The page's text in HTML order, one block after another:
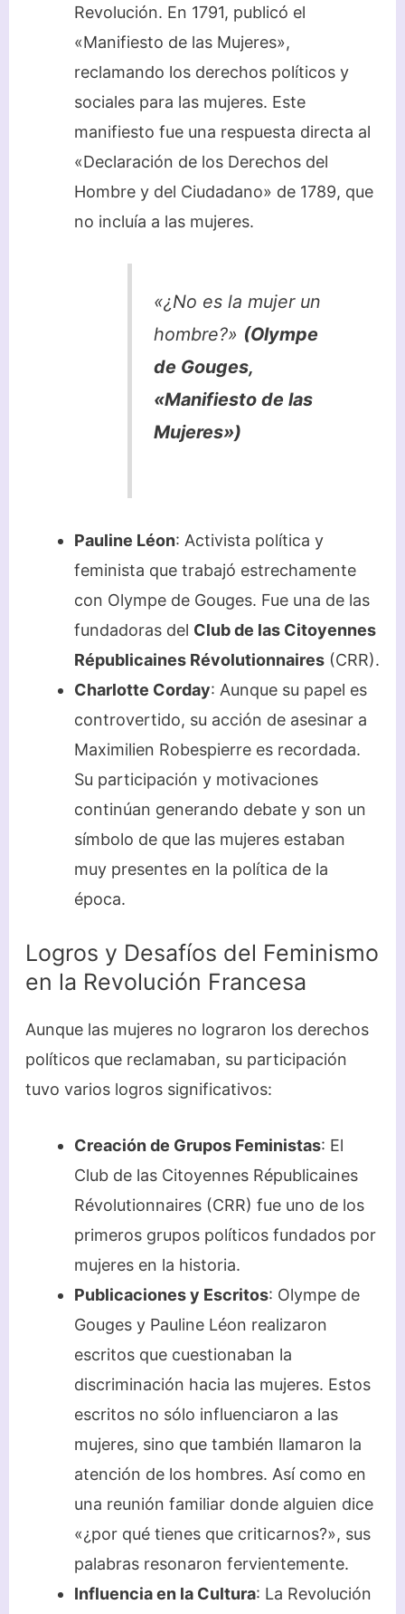
Revolución. En 1791, publicó el
«Manifiesto de las Mujeres»,
reclamando los derechos políticos y
sociales para las mujeres. Este
manifiesto fue una respuesta directa al
«Declaración de los Derechos del
Hombre y del Ciudadano» de 1789, que
no incluía a las mujeres.
«¿No es la mujer un
hombre?» (Olympe
de Gouges,
«Manifiesto de las
Mujeres»)
Pauline Léon: Activista política y
feminista que trabajó estrechamente
con Olympe de Gouges. Fue una de las
fundadoras del Club de las Citoyennes
Républicaines Révolutionnaires(CRR).
Charlotte Corday: Aunque su papel es
controvertido, su acción de asesinar a
Maximilien Robespierre es recordada.
Su participación y motivaciones
continúan generando debate y son un
símbolo de que las mujeres estaban
muy presentes en la política de la
época.
Logros y Desafíos del Feminismo
en la Revolución Francesa
Aunque las mujeres no lograron los derechos
políticos que reclamaban, su participación
tuvo varios logros significativos:
Creación de Grupos Feministas: El
Club de las Citoyennes Républicaines
Révolutionnaires (CRR) fue uno de los
primeros grupos políticos fundados por
mujeres en la historia.
Publicaciones y Escritos: Olympe de
Gouges y Pauline Léon realizaron
escritos que cuestionaban la
discriminación hacia las mujeres. Estos
escritos no sólo influenciaron a las
mujeres, sino que también llamaron la
atención de los hombres. Así como en
una reunión familiar donde alguien dice
«¿por qué tienes que criticarnos?», sus
palabras resonaron fervientemente.
Influencia en la Cultura: La Revolución